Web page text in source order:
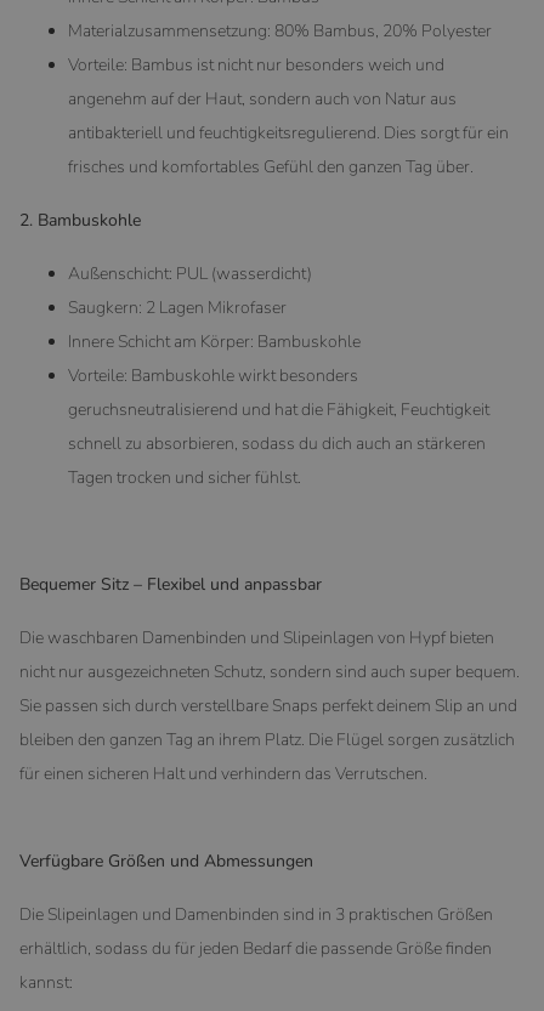
Materialzusammensetzung: 80% Bambus, 20% Polyester
Vorteile: Bambus ist nicht nur besonders weich und
angenehm auf der Haut, sondern auch von Natur aus
antibakteriell und feuchtigkeitsregulierend. Dies sorgt für ein
frisches und komfortables Gefühl den ganzen Tag über.
2. Bambuskohle
Außenschicht: PUL (wasserdicht)
Saugkern: 2 Lagen Mikrofaser
Innere Schicht am Körper: Bambuskohle
Vorteile: Bambuskohle wirkt besonders
geruchsneutralisierend und hat die Fähigkeit, Feuchtigkeit
schnell zu absorbieren, sodass du dich auch an stärkeren
Tagen trocken und sicher fühlst.
Bequemer Sitz – Flexibel und anpassbar
Die waschbaren Damenbinden und Slipeinlagen von Hypf bieten
nicht nur ausgezeichneten Schutz, sondern sind auch super bequem.
Sie passen sich durch verstellbare Snaps perfekt deinem Slip an und
bleiben den ganzen Tag an ihrem Platz. Die Flügel sorgen zusätzlich
für einen sicheren Halt und verhindern das Verrutschen.
Verfügbare Größen und Abmessungen
Die Slipeinlagen und Damenbinden sind in 3 praktischen Größen
erhältlich, sodass du für jeden Bedarf die passende Größe finden
kannst: